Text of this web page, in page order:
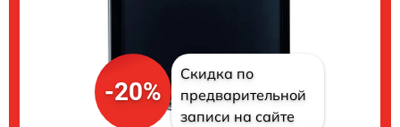
-20%
Скидка по
предварительной
записи на сайте